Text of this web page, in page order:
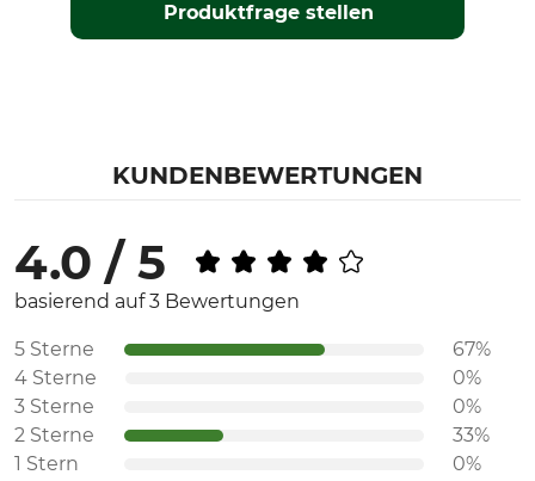
Produktfrage stellen
KUNDENBEWERTUNGEN
4.0 / 5
basierend auf 3 Bewertungen
5 Sterne
67%
4 Sterne
0%
3 Sterne
0%
2 Sterne
33%
1 Stern
0%